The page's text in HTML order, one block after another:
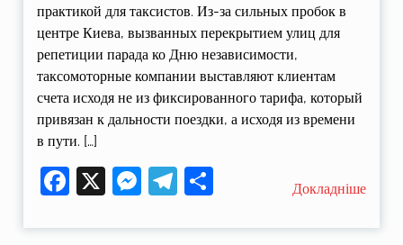
практикой для таксистов. Из-за сильных пробок в
центре Киева, вызванных перекрытием улиц для
репетиции парада ко Дню независимости,
таксомоторные компании выставляют клиентам
счета исходя не из фиксированного тарифа, который
привязан к дальности поездки, а исходя из времени
в пути. […]
Facebook
X Messenger
Telegram
Поділитися
Докладніше